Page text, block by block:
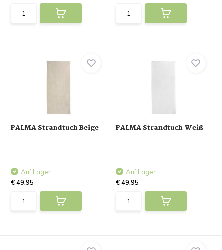
PALMA Strandtuch Beige
Auf Lager
€ 49,95
PALMA Strandtuch Weiß
Auf Lager
€ 49,95